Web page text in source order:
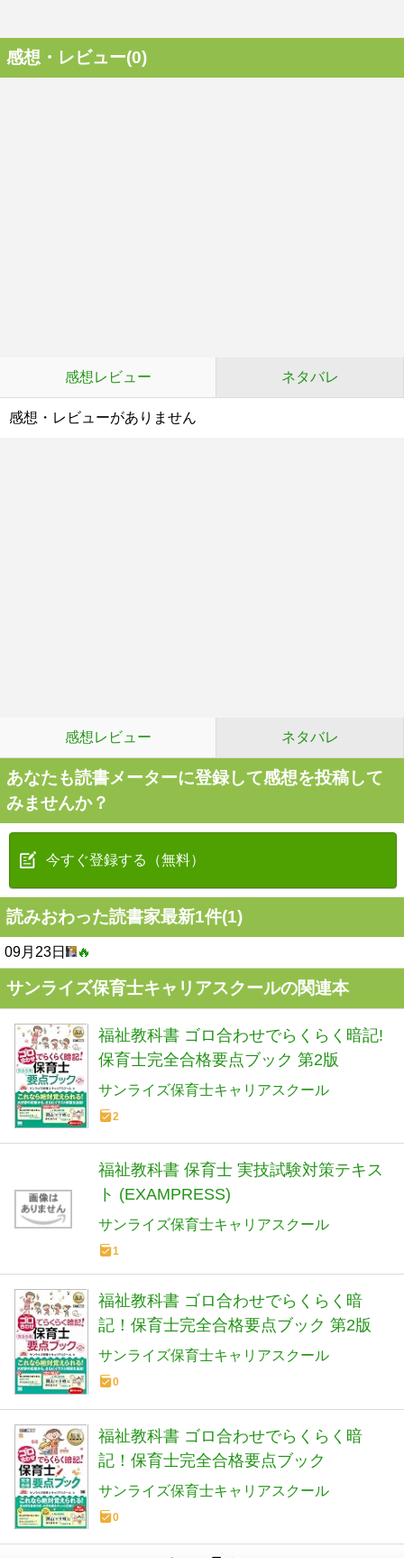
感想・レビュー(0)
感想レビュー ネタバレ
感想・レビューがありません
感想レビュー ネタバレ
あなたも読書メーターに登録して感想を投稿して
みませんか？
今すぐ登録する（無料）
読みおわった読書家最新1件(1)
09月23日 🔥
サンライズ保育士キャリアスクールの関連本
福祉教科書 ゴロ合わせでらくらく暗記!
保育士完全合格要点ブック 第2版
サンライズ保育士キャリアスクール
2
福祉教科書 保育士 実技試験対策テキス
ト (EXAMPRESS)
サンライズ保育士キャリアスクール
1
福祉教科書 ゴロ合わせでらくらく暗
記！保育士完全合格要点ブック 第2版
サンライズ保育士キャリアスクール
0
福祉教科書 ゴロ合わせでらくらく暗
記！保育士完全合格要点ブック
サンライズ保育士キャリアスクール
0